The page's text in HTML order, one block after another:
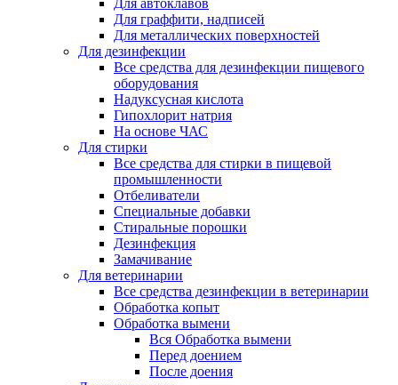
Для автоклавов
Для граффити, надписей
Для металлических поверхностей
Для дезинфекции
Все средства для дезинфекции пищевого
оборудования
Надуксусная кислота
Гипохлорит натрия
На основе ЧАС
Для стирки
Все средства для стирки в пищевой
промышленности
Отбеливатели
Специальные добавки
Стиральные порошки
Дезинфекция
Замачивание
Для ветеринарии
Все средства дезинфекции в ветеринарии
Обработка копыт
Обработка вымени
Вся Обработка вымени
Перед доением
После доения